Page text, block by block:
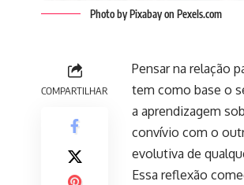
Photo by Pixabay on Pexels.com
COMPARTILHAR
Pensar na relação
tem como base o
a aprendizagem
convívio com o
evolutiva de
Essa reflexão